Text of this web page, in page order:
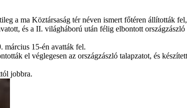
a ma Köztársaság tér néven ismert főtéren állították
és a II. világháború után félig elbontott országzászló
március 15-én avatták fel.
el véglegesen az országzászló talapzatot, és
jobbra.